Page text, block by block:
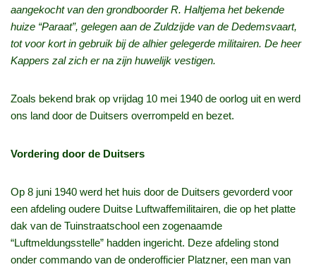
aangekocht van den grondboorder R. Haltjema het bekende
huize “Paraat”, gelegen aan de Zuldzijde van de Dedemsvaart,
tot voor kort in gebruik bij de alhier gelegerde militairen. De heer
Kappers zal zich er na zijn huwelijk vestigen.
Zoals bekend brak op vrijdag 10 mei 1940 de oorlog uit en werd
ons land door de Duitsers overrompeld en bezet.
Vordering door de Duitsers
Op 8 juni 1940 werd het huis door de Duitsers gevorderd voor
een afdeling oudere Duitse Luftwaffemilitairen, die op het platte
dak van de Tuinstraatschool een zogenaamde
“Luftmeldungsstelle” hadden ingericht. Deze afdeling stond
onder commando van de onderofficier Platzner, een man van